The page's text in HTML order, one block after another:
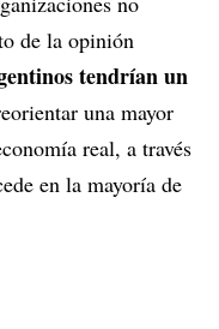
de la opinión
tendrían un
una mayor
real, a través
en la mayoría de